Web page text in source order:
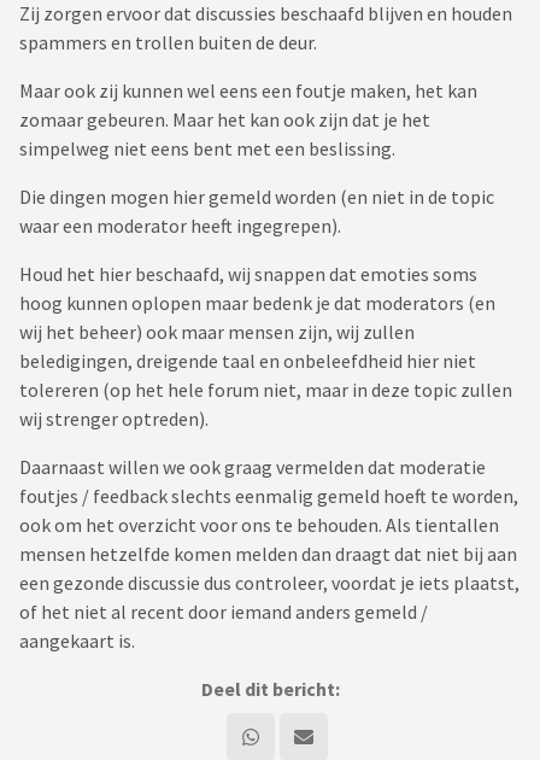
Zij zorgen ervoor dat discussies beschaafd blijven en houden
spammers en trollen buiten de deur.
Maar ook zij kunnen wel eens een foutje maken, het kan
zomaar gebeuren. Maar het kan ook zijn dat je het
simpelweg niet eens bent met een beslissing.
Die dingen mogen hier gemeld worden (en niet in de topic
waar een moderator heeft ingegrepen).
Houd het hier beschaafd, wij snappen dat emoties soms
hoog kunnen oplopen maar bedenk je dat moderators (en
wij het beheer) ook maar mensen zijn, wij zullen
beledigingen, dreigende taal en onbeleefdheid hier niet
tolereren (op het hele forum niet, maar in deze topic zullen
wij strenger optreden).
Daarnaast willen we ook graag vermelden dat moderatie
foutjes / feedback slechts eenmalig gemeld hoeft te worden,
ook om het overzicht voor ons te behouden. Als tientallen
mensen hetzelfde komen melden dan draagt dat niet bij aan
een gezonde discussie dus controleer, voordat je iets plaatst,
of het niet al recent door iemand anders gemeld /
aangekaart is.
Deel dit bericht: